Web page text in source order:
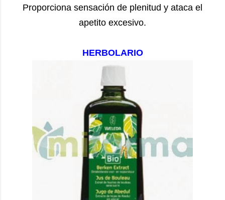
Proporciona sensación de plenitud y ataca el
apetito excesivo.
HERBOLARIO